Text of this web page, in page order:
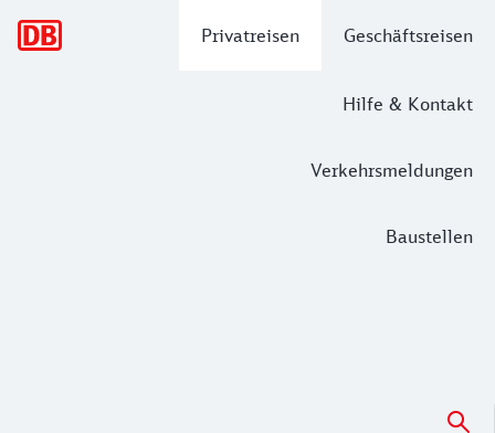
Privatreisen Geschäftsreisen
Hilfe & Kontakt
Verkehrsmeldungen
Baustellen